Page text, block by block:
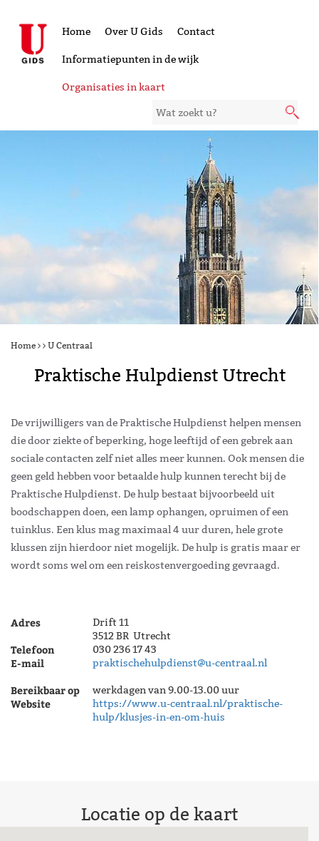
Home Over U Gids Contact
Informatiepunten in de wijk
Organisaties in kaart
Home U Centraal
Praktische Hulpdienst Utrecht
De vrijwilligers van de Praktische Hulpdienst helpen mensen
die door ziekte of beperking, hoge leeftijd of een gebrek aan
sociale contacten zelf niet alles meer kunnen. Ook mensen die
geen geld hebben voor betaalde hulp kunnen terecht bij de
Praktische Hulpdienst. De hulp bestaat bijvoorbeeld uit
boodschappen doen, een lamp ophangen, opruimen of een
tuinklus. Een klus mag maximaal 4 uur duren, hele grote
klussen zijn hierdoor niet mogelijk. De hulp is gratis maar er
wordt soms wel om een reiskostenvergoeding gevraagd.
Adres
Drift 11
3512 BR Utrecht
Telefoon 030 236 17 43
E-mail praktischehulpdienst@u-centraal.nl
Bereikbaar op werkdagen van 9.00-13.00 uur
Website
https://www.u-centraal.nl/praktische-
hulp/klusjes-in-en-om-huis
Locatie op de kaart